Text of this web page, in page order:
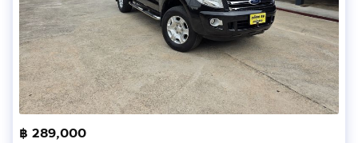
฿ 289,000